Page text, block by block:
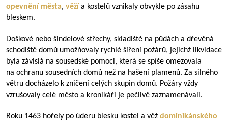
opevnění města, věží a kostelů vznikaly obvykle po zásahu
bleskem.
Doškové nebo šindelové střechy, skladiště na půdách a dřevěná
schodiště domů umožňovaly rychlé šíření požárů, jejichž likvidace
byla závislá na sousedské pomoci, která se spíše omezovala
na ochranu sousedních domů než na hašení plamenů. Za silného
větru docházelo k zničení celých skupin domů. Požáry vždy
vzrušovaly celé město a kronikáři je pečlivě zaznamenávali.
Roku 1463 hořely po úderu blesku kostel a věž dominikánského